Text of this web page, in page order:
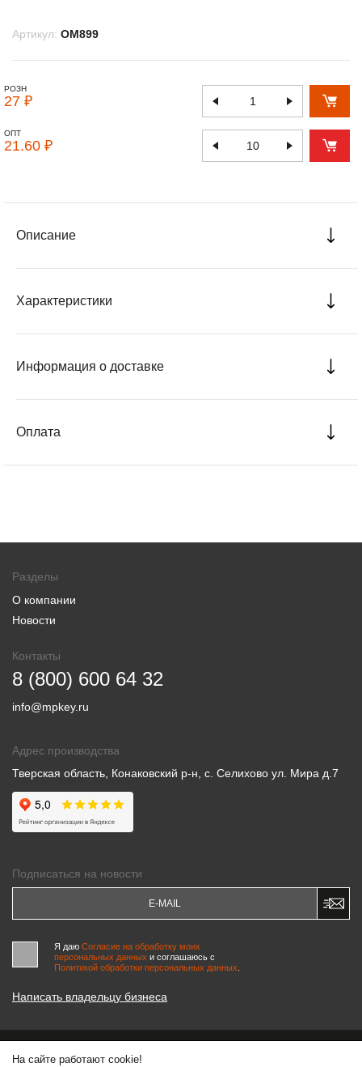
Артикул: OM899
РОЗН
27 ₽
ОПТ
21.60 ₽
Описание
Характеристики
Информация о доставке
Оплата
Разделы
О компании
Новости
Контакты
8 (800) 600 64 32
info@mpkey.ru
Адрес производства
Тверская область, Конаковский р-н, с. Селихово ул. Мира д.7
Подписаться на новости
Я даю Согласие на обработку моих
персональных данных и соглашаюсь c
Политикой обработки персональных данных
Написать владельцу бизнеса
© 2000-2026 «МАСТЕРСКИЕ ПИНЧУКА»
На сайте работают cookie!